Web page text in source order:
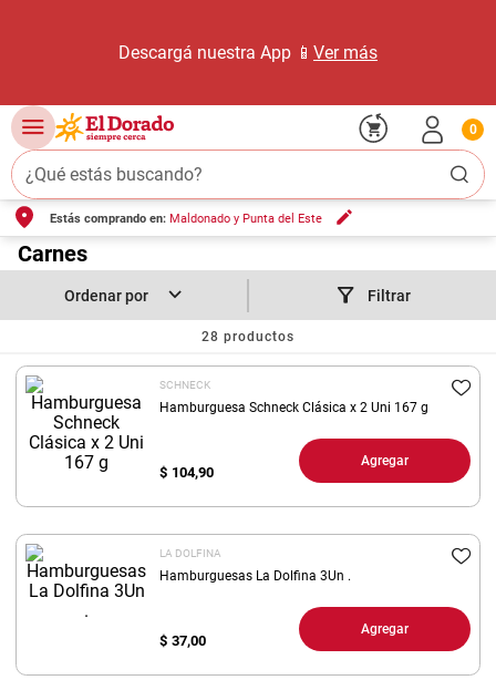
Descargá nuestra App 📱 Ver más
¿Qué estás buscando?
0
Estás comprando en: Maldonado y Punta del Este
Carnes
Filtrar
28 productos
SCHNECK
Hamburguesa Schneck Clásica x 2 Uni 167 g
$ 104,90
Agregar
LA DOLFINA
Hamburguesas La Dolfina 3Un .
$ 37,00
Agregar
1.
leche
4. queso
yerba
8. arroz
9. harina
10